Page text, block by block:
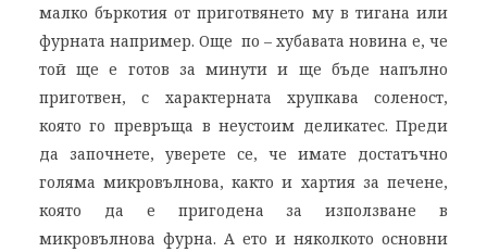
малко бъркотия от приготвянето му в тигана или
фурната например. Още по – хубавата новина е, че
той ще е готов за минути и ще бъде напълно
приготвен, с характерната хрупкава соленост,
която го превръща в неустоим деликатес. Преди
да започнете, уверете се, че имате достатъчно
голяма микровълнова, както и хартия за печене,
която да е пригодена за използване в
микровълнова фурна. А ето и няколкото основни